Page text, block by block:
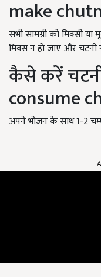
make
सभी सामग्री को मिक्सी
मिक्स न हो जाए और चटनी
कैसे करें
consume
अपने भोजन के साथ 1-2